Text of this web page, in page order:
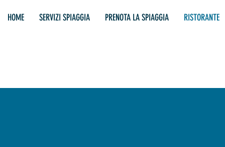
HOME SERVIZI SPIAGGIA PRENOTA LA SPIAGGIA RISTORANTE